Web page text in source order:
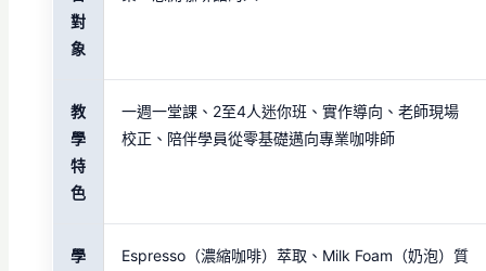
對
象
教
學
特
色
一週一堂課、2至4人迷你班、實作導向、老師現場
校正、陪伴學員從零基礎邁向專業咖啡師
學
Espresso（濃縮咖啡）萃取、Milk Foam（奶泡）質